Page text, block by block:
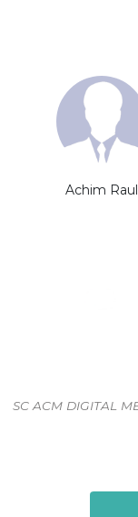
Achim Raul
SC ACM DIGITAL